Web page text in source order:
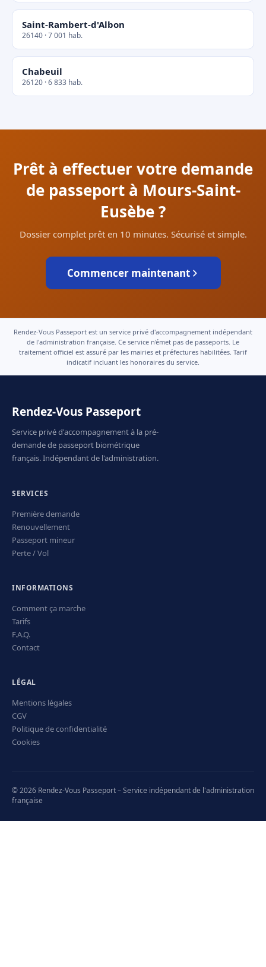
Saint-Rambert-d'Albon
26140 · 7 001 hab.
Chabeuil
26120 · 6 833 hab.
Prêt à effectuer votre demande
de passeport à Mours-Saint-
Eusèbe ?
Dossier complet prêt en 10 minutes. Sécurisé et simple.
Commencer maintenant
Rendez-Vous Passeport est un service privé d'accompagnement indépendant
de l'administration française. Ce service n'émet pas de passeports. Le
traitement officiel est assuré par les mairies et préfectures habilitées. Tarif
indicatif incluant les honoraires du service.
Rendez-Vous Passeport
Service privé d'accompagnement à la pré-
demande de passeport biométrique
français. Indépendant de l'administration.
SERVICES
Première demande
Renouvellement
Passeport mineur
Perte / Vol
INFORMATIONS
Comment ça marche
Tarifs
F.A.Q.
Contact
LÉGAL
Mentions légales
CGV
Politique de confidentialité
Cookies
© 2026 Rendez-Vous Passeport – Service indépendant de l'administration
française